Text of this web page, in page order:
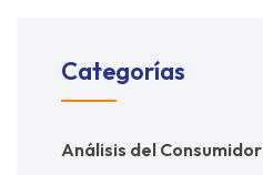
Categorías
Análisis del Consumidor